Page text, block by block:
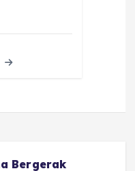
Bergerak